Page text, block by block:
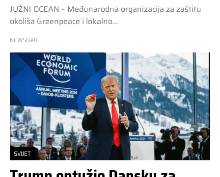
JUŽNI OCEAN – Međunarodna organizacija za zaštitu
okoliša Greenpeace i lokalno…
NEWSBAR
SVIJET